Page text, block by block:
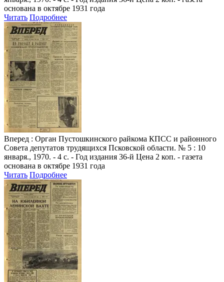
основана в октябре 1931 года
Читать Подробнее
Вперед : Орган Пустошкинского райкома КПСС и районного
Совета депутатов трудящихся Псковской области. № 5 : 10
января., 1970. - 4 с. - Год издания 36-й Цена 2 коп. - газета
основана в октябре 1931 года
Читать Подробнее